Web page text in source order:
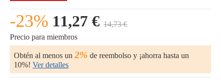
-23% 11,27 € 14,73 €
Precio para miembros
Obtén al menos un 2% de reembolso y ¡ahorra hasta un
10%! Ver detalles